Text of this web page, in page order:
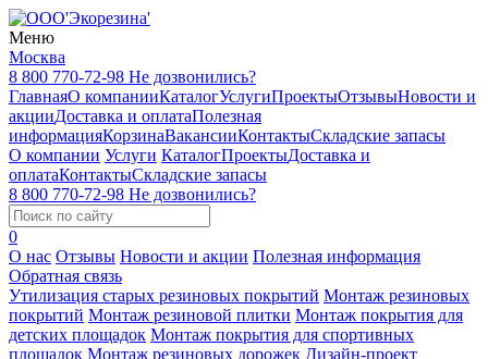
Меню
Москва
8 800 770-72-98 Не дозвонились?
ГлавнаяО компанииКаталогУслугиПроектыОтзывыНовости и
акцииДоставка и оплатаПолезная
информацияКорзинаВакансииКонтактыСкладские запасы
О компании Услуги КаталогПроектыДоставка и
оплатаКонтактыСкладские запасы
8 800 770-72-98 Не дозвонились?
0
О нас Отзывы Новости и акции Полезная информация
Обратная связь
Утилизация старых резиновых покрытий Монтаж резиновых
покрытий Монтаж резиновой плитки Монтаж покрытия для
детских площадок Монтаж покрытия для спортивных
площадок Монтаж резиновых дорожек Дизайн-проект